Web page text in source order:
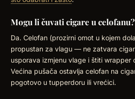
Mogu li čuvati cigare u celofanu?
Da. Celofan (prozirni omot u kojem
propustan za vlagu — ne zatvara
usporava izmjenu vlage i štiti wrapper
Većina pušača ostavlja celofan na
pogotovo u tupperdoru ili vrećici.